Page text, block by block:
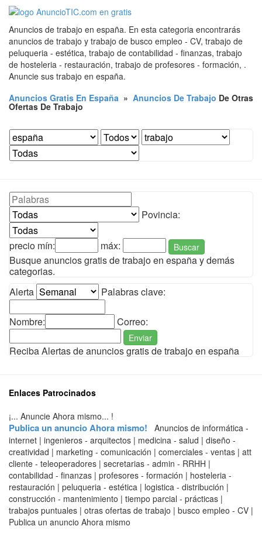
Anuncios de trabajo en españa. En esta categoria encontrarás
anuncios de trabajo y trabajo de busco empleo - CV, trabajo de
peluqueria - estética, trabajo de contabilidad - finanzas, trabajo
de hosteleria - restauración, trabajo de profesores - formación, .
Anuncie sus trabajo en españa.
Anuncios Gratis En España » Anuncios De Trabajo De Otras
Ofertas De Trabajo
Povincia:
precio mín: máx: Buscar
Busque anuncios gratis de trabajo en españa y demás
categorias.
Alerta
Palabras clave:
Nombre: Correo:
Enviar
Reciba Alertas de anuncios gratis de trabajo en españa
Enlaces Patrocinados
¡... Anuncie Ahora mismo... !
Publica un anuncio Ahora mismo! Anuncios de informática -
internet | ingenieros - arquitectos | medicina - salud | diseño -
creatividad | marketing - comunicación | comerciales - ventas | att
cliente - teleoperadores | secretarias - admin - RRHH |
contabilidad - finanzas | profesores - formación | hosteleria -
restauración | peluqueria - estética | logistica - distribución |
construcción - mantenimiento | tiempo parcial - prácticas |
trabajos puntuales | otras ofertas de trabajo | busco empleo - CV |
Publica un anuncio Ahora mismo